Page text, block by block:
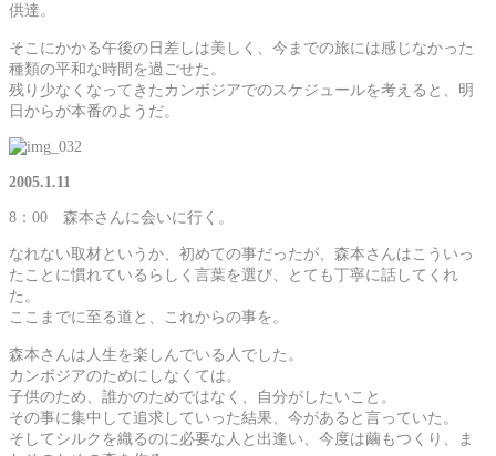
供達。
そこにかかる午後の日差しは美しく、今までの旅には感じなかった
種類の平和な時間を過ごせた。
残り少なくなってきたカンボジアでのスケジュールを考えると、明
日からが本番のようだ。
2005.1.11
8：00 森本さんに会いに行く。
なれない取材というか、初めての事だったが、森本さんはこういっ
たことに慣れているらしく言葉を選び、とても丁寧に話してくれ
た。
ここまでに至る道と、これからの事を。
森本さんは人生を楽しんでいる人でした。
カンボジアのためにしなくては。
子供のため、誰かのためではなく、自分がしたいこと。
その事に集中して追求していった結果、今があると言っていた。
そしてシルクを織るのに必要な人と出逢い、今度は繭もつくり、ま